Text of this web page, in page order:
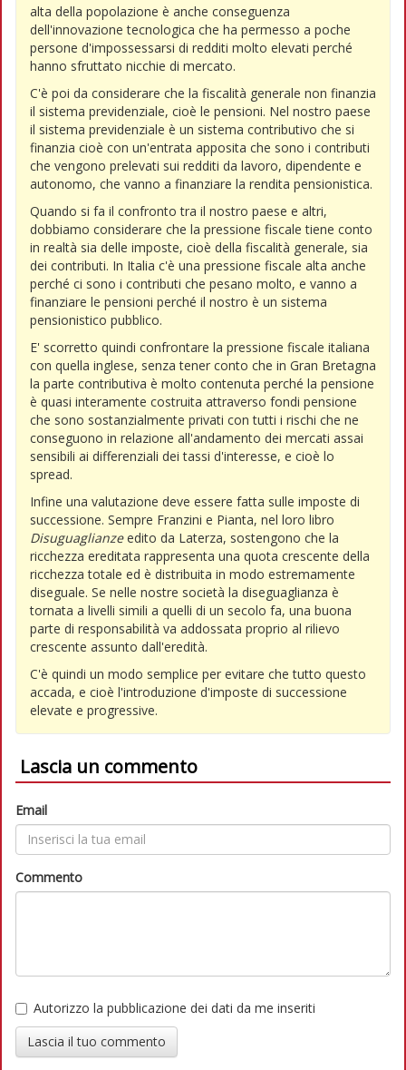
alta della popolazione è anche conseguenza
dell'innovazione tecnologica che ha permesso a poche
persone d'impossessarsi di redditi molto elevati perché
hanno sfruttato nicchie di mercato.
C'è poi da considerare che la fiscalità generale non finanzia
il sistema previdenziale, cioè le pensioni. Nel nostro paese
il sistema previdenziale è un sistema contributivo che si
finanzia cioè con un'entrata apposita che sono i contributi
che vengono prelevati sui redditi da lavoro, dipendente e
autonomo, che vanno a finanziare la rendita pensionistica.
Quando si fa il confronto tra il nostro paese e altri,
dobbiamo considerare che la pressione fiscale tiene conto
in realtà sia delle imposte, cioè della fiscalità generale, sia
dei contributi. In Italia c'è una pressione fiscale alta anche
perché ci sono i contributi che pesano molto, e vanno a
finanziare le pensioni perché il nostro è un sistema
pensionistico pubblico.
E' scorretto quindi confrontare la pressione fiscale italiana
con quella inglese, senza tener conto che in Gran Bretagna
la parte contributiva è molto contenuta perché la pensione
è quasi interamente costruita attraverso fondi pensione
che sono sostanzialmente privati con tutti i rischi che ne
conseguono in relazione all'andamento dei mercati assai
sensibili ai differenziali dei tassi d'interesse, e cioè lo
spread.
Infine una valutazione deve essere fatta sulle imposte di
successione. Sempre Franzini e Pianta, nel loro libro
Disuguaglianzeedito da Laterza, sostengono che la
ricchezza ereditata rappresenta una quota crescente della
ricchezza totale ed è distribuita in modo estremamente
diseguale. Se nelle nostre società la diseguaglianza è
tornata a livelli simili a quelli di un secolo fa, una buona
parte di responsabilità va addossata proprio al rilievo
crescente assunto dall'eredità.
C'è quindi un modo semplice per evitare che tutto questo
accada, e cioè l'introduzione d'imposte di successione
elevate e progressive.
Lascia un commento
Email
Commento
Autorizzo la pubblicazione dei dati da me inseriti
Lascia il tuo commento